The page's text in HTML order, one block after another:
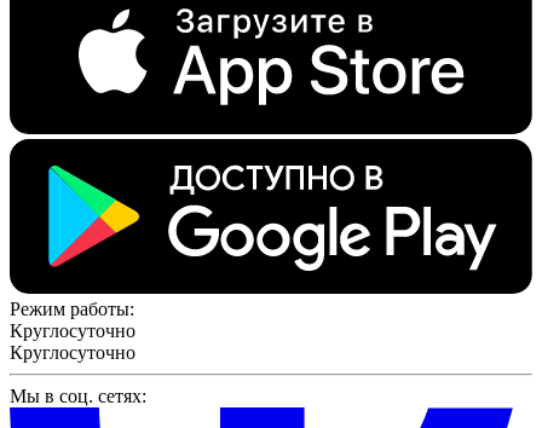
Режим работы:
Круглосуточно
Круглосуточно
Мы в соц. сетях: